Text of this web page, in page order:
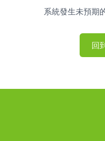
系統發生未預期
回